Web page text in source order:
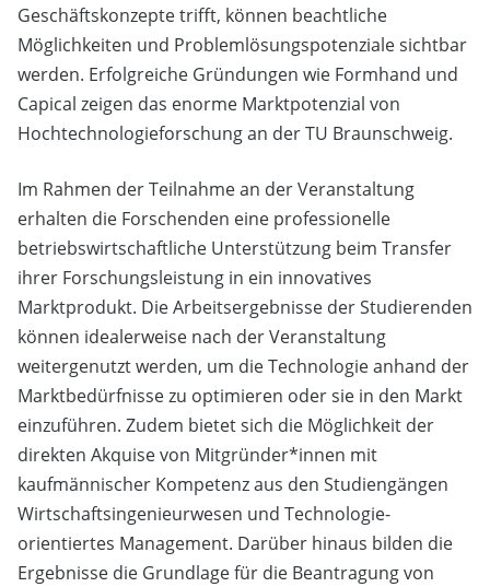
Geschäftskonzepte trifft, können beachtliche
Möglichkeiten und Problemlösungspotenziale sichtbar
werden. Erfolgreiche Gründungen wie Formhand und
Capical zeigen das enorme Marktpotenzial von
Hochtechnologieforschung an der TU Braunschweig.
Im Rahmen der Teilnahme an der Veranstaltung
erhalten die Forschenden eine professionelle
betriebswirtschaftliche Unterstützung beim Transfer
ihrer Forschungsleistung in ein innovatives
Marktprodukt. Die Arbeitsergebnisse der Studierenden
können idealerweise nach der Veranstaltung
weitergenutzt werden, um die Technologie anhand der
Marktbedürfnisse zu optimieren oder sie in den Markt
einzuführen. Zudem bietet sich die Möglichkeit der
direkten Akquise von Mitgründer*innen mit
kaufmännischer Kompetenz aus den Studiengängen
Wirtschaftsingenieurwesen und Technologie-
orientiertes Management. Darüber hinaus bilden die
Ergebnisse die Grundlage für die Beantragung von